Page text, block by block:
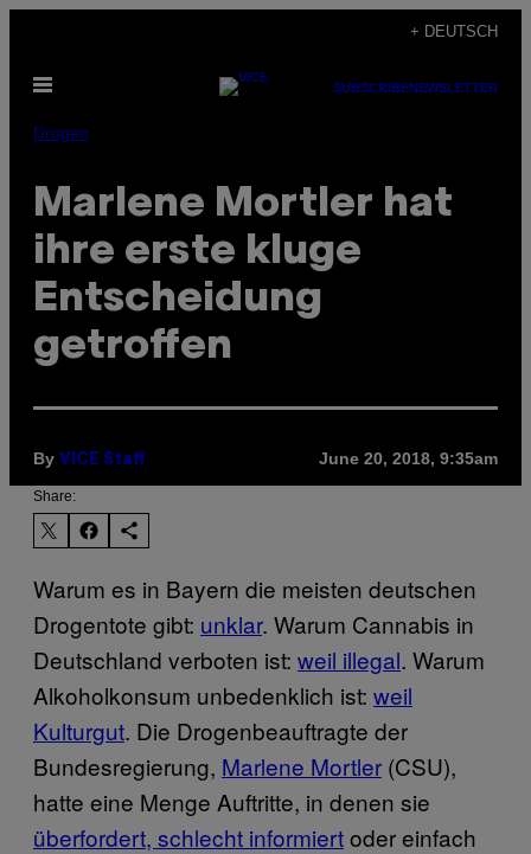
content
+ DEUTSCH
Open
SUBSCRIBENEWSLETTER
Drogen
Marlene Mortler hat
ihre erste kluge
Entscheidung
getroffen
By VICE Staff June 20, 2018, 9:35am
Share:
Warum es in Bayern die meisten deutschen
Drogentote gibt: unklar. Warum Cannabis in
Deutschland verboten ist: weil illegal. Warum
Alkoholkonsum unbedenklich ist: weil
Kulturgut. Die Drogenbeauftragte der
Bundesregierung, Marlene Mortler (CSU),
hatte eine Menge Auftritte, in denen sie
überfordert, schlecht informiertoder einfach